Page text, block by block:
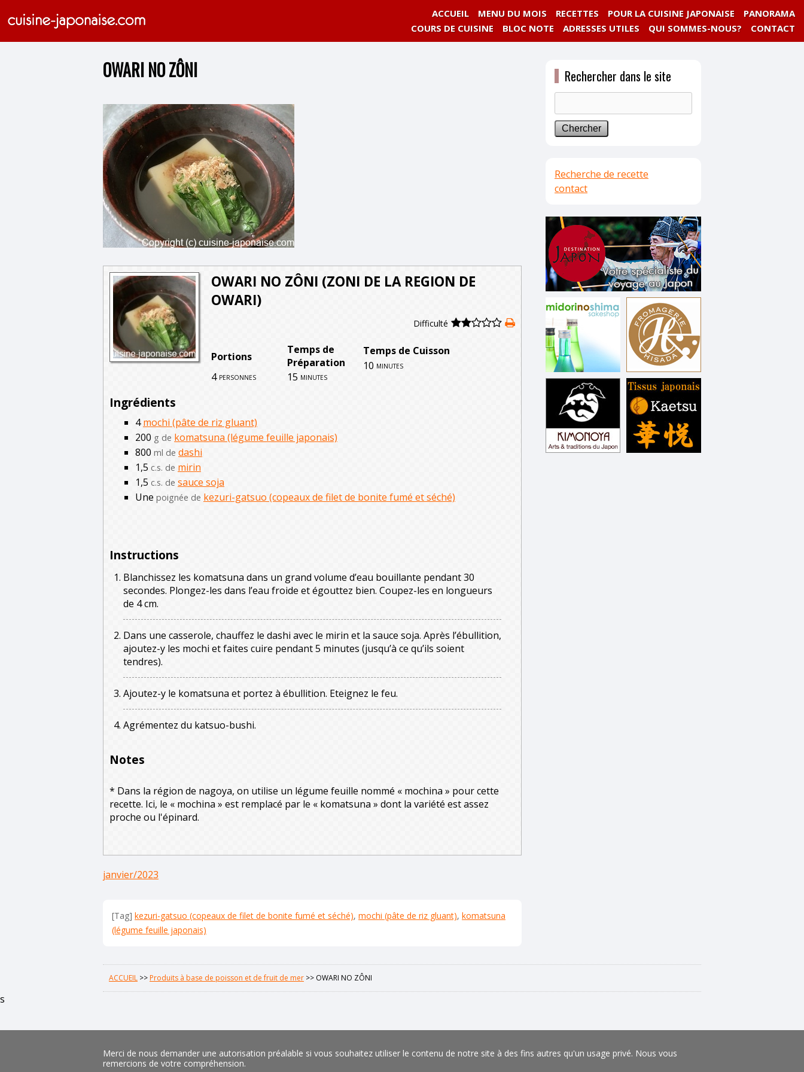
PANORAMA
POUR LA CUISINE JAPONAISE
RECETTES
MENU DU MOIS
ACCUEIL
CONTACT
QUI SOMMES-NOUS?
ADRESSES UTILES
BLOC NOTE
COURS DE CUISINE
OWARI NO ZÔNI
OWARI NO ZÔNI (ZONI DE LA REGION DE
OWARI)
Difficulté
Portions
Temps de
Préparation
4 personnes 15 minutes
Temps de Cuisson
10 minutes
Ingrédients
4 mochi (pâte de riz gluant)
200 g de komatsuna (légume feuille japonais)
800 ml de dashi
1,5 c.s. de mirin
1,5 c.s. de sauce soja
Une poignée de kezuri-gatsuo (copeaux de filet de bonite fumé et séché)
Instructions
Blanchissez les komatsuna dans un grand volume d’eau bouillante pendant 30
secondes. Plongez-les dans l’eau froide et égouttez bien. Coupez-les en longueurs
de 4 cm.
Dans une casserole, chauffez le dashi avec le mirin et la sauce soja. Après l’ébullition,
ajoutez-y les mochi et faites cuire pendant 5 minutes (jusqu’à ce qu’ils soient
tendres).
Ajoutez-y le komatsuna et portez à ébullition. Eteignez le feu.
Agrémentez du katsuo-bushi.
Notes
* Dans la région de nagoya, on utilise un légume feuille nommé « mochina » pour cette
recette. Ici, le « mochina » est remplacé par le « komatsuna » dont la variété est assez
proche ou l'épinard.
janvier/2023
[Tag] kezuri-gatsuo (copeaux de filet de bonite fumé et séché), mochi (pâte de riz gluant), komatsuna
(légume feuille japonais)
Rechercher dans le site
Recherche de recette
contact
ACCUEIL >>Produits à base de poisson et de fruit de mer >> OWARI NO ZÔNI
s
Merci de nous demander une autorisation préalable si vous souhaitez utiliser le contenu de notre site à des fins autres qu'un usage privé. Nous vous
remercions de votre compréhension.